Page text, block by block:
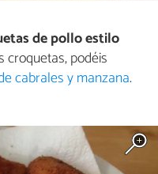
de pollo estilo
croquetas, podéis
cabrales y manzana.